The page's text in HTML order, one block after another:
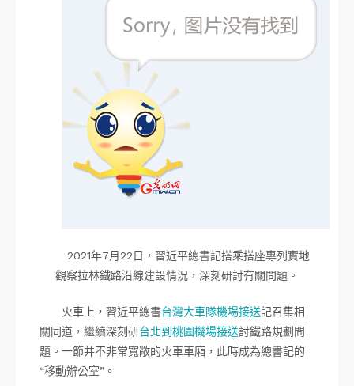
2021年7月22日，習近平總書記搭乘搭座專列實地
觀察拉林鐵路沿線建設情況，深刻研討有關問題。
火車上，習近平總書台灣大車隊機場接送記召集相
關同道，繼續深刻研台北到桃園機場接送討鐵路規劃問
題。一節并不非常寬敞的火車車廂，此時成為總書記的
“移動辦公室”。